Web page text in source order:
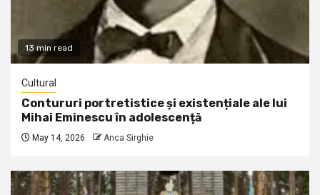
13 min read
Cultural
Contururi portretistice și existențiale ale lui
Mihai Eminescu în adolescență
May 14, 2026 Anca Sirghie